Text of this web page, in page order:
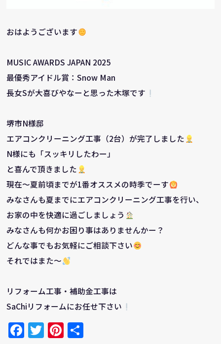
おはようございます
MUSIC AWARDS JAPAN 2025
最優秀アイドル賞：Snow Man
長女Sが大喜びやなーと思った木塚です
堺市N様邸
エアコンクリーニング工事（2台）が完了しました
N様にも「スッキリしたわー」
と喜んで頂きました
現在～夏前頃までが1番オススメの時季でーす
みなさんも夏までにエアコンクリーニング工事を行い、
お家の中を快適に過ごしましょう
みなさんも何かお困り事はありませんかー？
どんな事でもお気軽にご相談下さい
それではまた～
リフォーム工事・補助金工事は
SaChiリフォームにお任せ下さい
Facebook
TwitterPinterest